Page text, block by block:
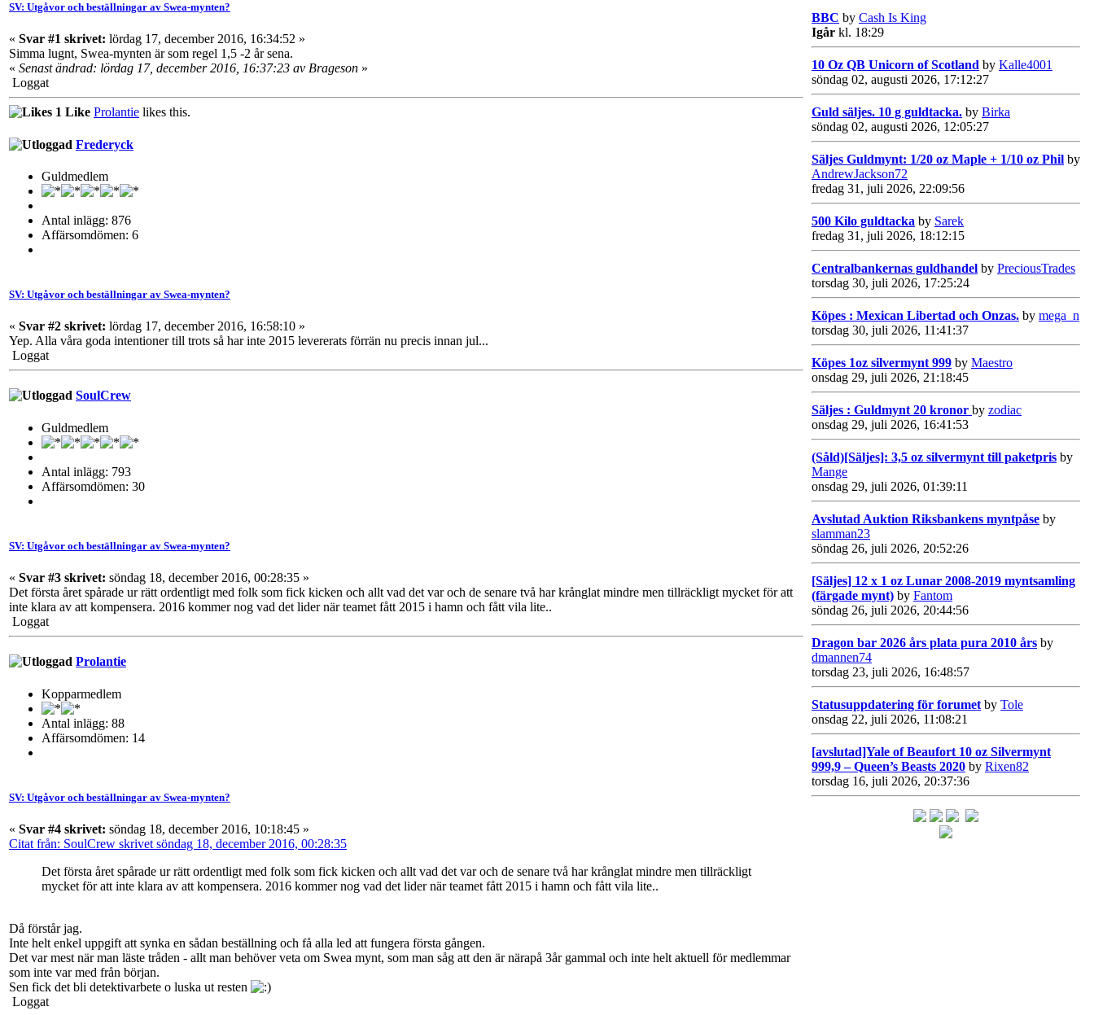
SV: Utgåvor och beställningar av Swea-mynten?
« Svar #1 skrivet: lördag 17, december 2016, 16:34:52 »
Simma lugnt, Swea-mynten är som regel 1,5 -2 år sena.
« Senast ändrad: lördag 17, december 2016, 16:37:23 av Brageson »
Loggat
1 Like Prolantie likes this.
Frederyck
Guldmedlem
Antal inlägg: 876
Affärsomdömen: 6
SV: Utgåvor och beställningar av Swea-mynten?
« Svar #2 skrivet: lördag 17, december 2016, 16:58:10 »
Yep. Alla våra goda intentioner till trots så har inte 2015 levererats förrän nu precis innan jul...
Loggat
SoulCrew
Guldmedlem
Antal inlägg: 793
Affärsomdömen: 30
SV: Utgåvor och beställningar av Swea-mynten?
« Svar #3 skrivet: söndag 18, december 2016, 00:28:35 »
Det första året spårade ur rätt ordentligt med folk som fick kicken och allt vad det var och de senare två har krånglat mindre men tillräckligt mycket för att
inte klara av att kompensera. 2016 kommer nog vad det lider när teamet fått 2015 i hamn och fått vila lite..
Loggat
Prolantie
Kopparmedlem
Antal inlägg: 88
Affärsomdömen: 14
SV: Utgåvor och beställningar av Swea-mynten?
« Svar #4 skrivet: söndag 18, december 2016, 10:18:45 »
Citat från: SoulCrew skrivet söndag 18, december 2016, 00:28:35
Det första året spårade ur rätt ordentligt med folk som fick kicken och allt vad det var och de senare två har krånglat mindre men tillräckligt
mycket för att inte klara av att kompensera. 2016 kommer nog vad det lider när teamet fått 2015 i hamn och fått vila lite..
Då förstår jag.
Inte helt enkel uppgift att synka en sådan beställning och få alla led att fungera första gången.
Det var mest när man läste tråden - allt man behöver veta om Swea mynt, som man såg att den är närapå 3år gammal och inte helt aktuell för medlemmar
som inte var med från början.
Sen fick det bli detektivarbete o luska ut resten
Loggat
BBC by Cash Is King
Igår kl. 18:29
10 Oz QB Unicorn of Scotland by Kalle4001
söndag 02, augusti 2026, 17:12:27
Guld säljes. 10 g guldtacka. by Birka
söndag 02, augusti 2026, 12:05:27
Säljes Guldmynt: 1/20 oz Maple + 1/10 oz Phil by
AndrewJackson72
fredag 31, juli 2026, 22:09:56
500 Kilo guldtacka by Sarek
fredag 31, juli 2026, 18:12:15
Centralbankernas guldhandel by PreciousTrades
torsdag 30, juli 2026, 17:25:24
Köpes : Mexican Libertad och Onzas. by mega_n
torsdag 30, juli 2026, 11:41:37
Köpes 1oz silvermynt 999 by Maestro
onsdag 29, juli 2026, 21:18:45
Säljes : Guldmynt 20 kronor by zodiac
onsdag 29, juli 2026, 16:41:53
(Såld)[Säljes]: 3,5 oz silvermynt till paketpris by
Mange
onsdag 29, juli 2026, 01:39:11
Avslutad Auktion Riksbankens myntpåse by
slamman23
söndag 26, juli 2026, 20:52:26
[Säljes] 12 x 1 oz Lunar 2008-2019 myntsamling
(färgade mynt) by Fantom
söndag 26, juli 2026, 20:44:56
Dragon bar 2026 års plata pura 2010 års by
dmannen74
torsdag 23, juli 2026, 16:48:57
Statusuppdatering för forumet by Tole
onsdag 22, juli 2026, 11:08:21
[avslutad]Yale of Beaufort 10 oz Silvermynt
999,9 – Queen’s Beasts 2020 by Rixen82
torsdag 16, juli 2026, 20:37:36